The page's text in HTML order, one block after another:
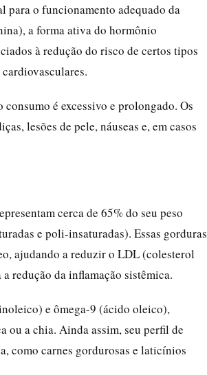
para o funcionamento adequado da
a forma ativa do hormônio
à redução do risco de certos tipos
é excessivo e prolongado. Os
lesões de pele, náuseas e, em casos
cerca de 65% do seu peso
e poli-insaturadas). Essas gorduras
ajudando a reduzir o LDL (colesterol
redução da inflamação sistêmica.
e ômega-9 (ácido oleico),
ou a chia. Ainda assim, seu perfil de
como carnes gordurosas e laticínios